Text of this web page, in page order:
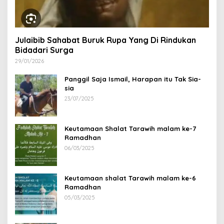
Julaibib Sahabat Buruk Rupa Yang Di Rindukan
Bidadari Surga
29/01/2026
Panggil Saja Ismail, Harapan itu Tak Sia-
sia
23/07/2025
Keutamaan Shalat Tarawih malam ke-7
Ramadhan
06/03/2025
Keutamaan shalat Tarawih malam ke-6
Ramadhan
05/03/2025